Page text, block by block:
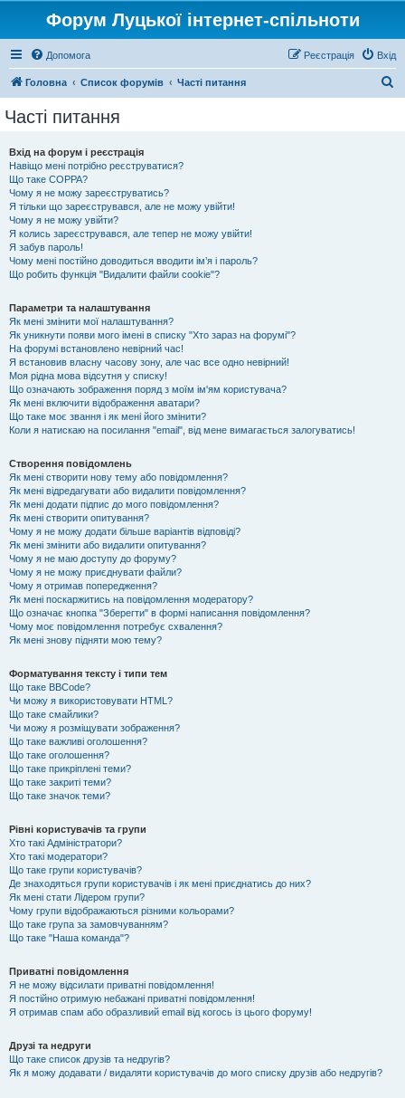
Форум Луцької інтернет-спільноти
Допомога Вхід
Реєстрація
Головна Список форумів Часті питання
Часті питання
Вхід на форум і реєстрація
Навіщо мені потрібно реєструватися?
Що таке COPPA?
Чому я не можу зареєструватись?
Я тільки що зареєструвався, але не можу увійти!
Чому я не можу увійти?
Я колись зареєструвався, але тепер не можу увійти!
Я забув пароль!
Чому мені постійно доводиться вводити ім’я і пароль?
Що робить функція "Видалити файли cookie"?
Параметри та налаштування
Як мені змінити мої налаштування?
Як уникнути появи мого імені в списку "Хто зараз на форумі"?
На форумі встановлено невірний час!
Я встановив власну часову зону, але час все одно невірний!
Моя рідна мова відсутня у списку!
Що означають зображення поряд з моїм ім'ям користувача?
Як мені включити відображення аватари?
Що таке моє звання і як мені його змінити?
Коли я натискаю на посилання "email", від мене вимагається залогуватись!
Створення повідомлень
Як мені створити нову тему або повідомлення?
Як мені відредагувати або видалити повідомлення?
Як мені додати підпис до мого повідомлення?
Як мені створити опитування?
Чому я не можу додати більше варіантів відповіді?
Як мені змінити або видалити опитування?
Чому я не маю доступу до форуму?
Чому я не можу приєднувати файли?
Чому я отримав попередження?
Як мені поскаржитись на повідомлення модератору?
Що означає кнопка "Зберегти" в формі написання повідомлення?
Чому моє повідомлення потребує схвалення?
Як мені знову підняти мою тему?
Форматування тексту і типи тем
Що таке BBCode?
Чи можу я використовувати HTML?
Що таке смайлики?
Чи можу я розміщувати зображення?
Що таке важливі оголошення?
Що таке оголошення?
Що таке прикріплені теми?
Що таке закриті теми?
Що таке значок теми?
Рівні користувачів та групи
Хто такі Адміністратори?
Хто такі модератори?
Що таке групи користувачів?
Де знаходяться групи користувачів і як мені приєднатись до них?
Як мені стати Лідером групи?
Чому групи відображаються різними кольорами?
Що таке група за замовчуванням?
Що таке "Наша команда"?
Приватні повідомлення
Я не можу відсилати приватні повідомлення!
Я постійно отримую небажані приватні повідомлення!
Я отримав спам або образливий email від когось із цього форуму!
Друзі та недруги
Що таке список друзів та недругів?
Як я можу додавати / видаляти користувачів до мого списку друзів або недругів?